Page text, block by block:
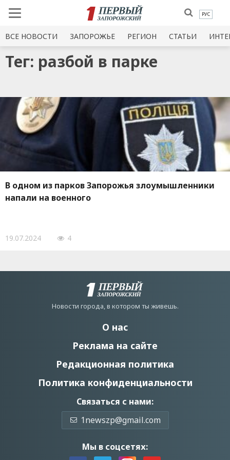
РУС
ВСЕ НОВОСТИ ЗАПОРОЖЬЕ РЕГИОН СТАТЬИ
Тег: разбой в парке
В одном из парков Запорожья злоумышленники
напали на военного
19.07.2024 4
Новости города, в котором ты живешь.
О нас
Реклама на сайте
Редакционная политика
Политика конфиденциальности
Связаться с нами:
1newszp@gmail.com
Мы в соцсетях: